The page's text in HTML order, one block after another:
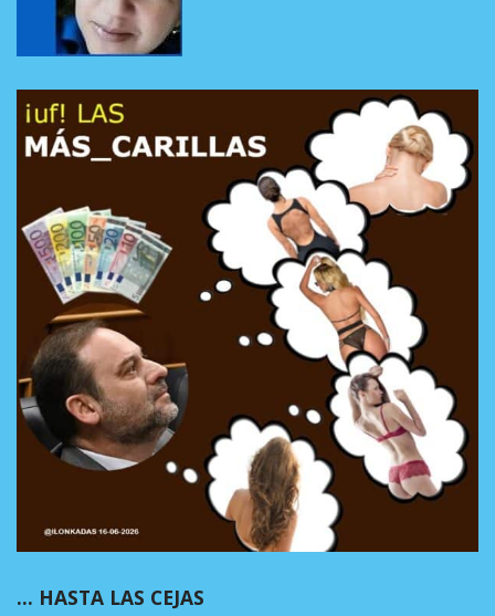
… HASTA LAS CEJAS